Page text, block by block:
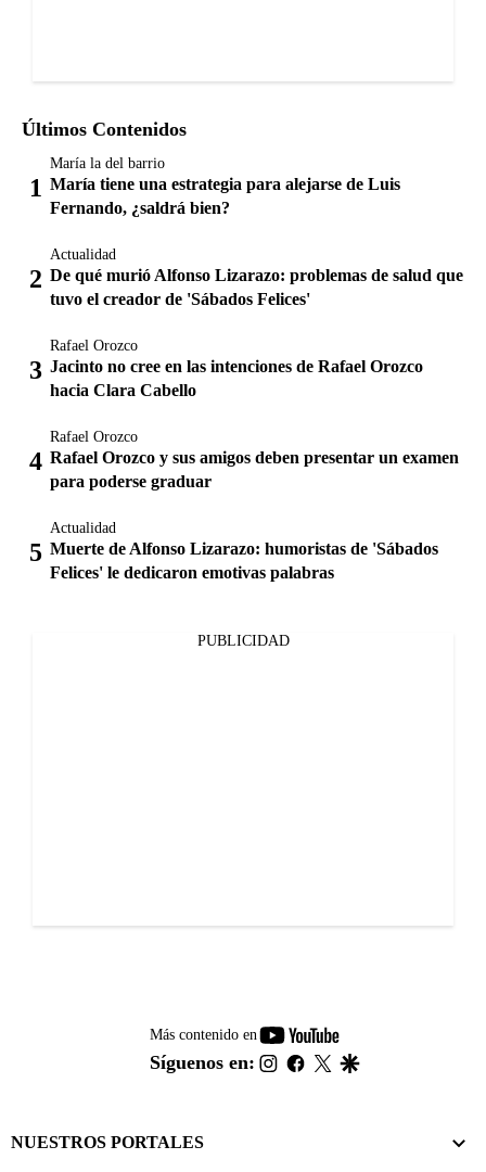
Últimos Contenidos
María la del barrio
María tiene una estrategia para alejarse de Luis
Fernando, ¿saldrá bien?
Actualidad
De qué murió Alfonso Lizarazo: problemas de salud que
tuvo el creador de 'Sábados Felices'
Rafael Orozco
Jacinto no cree en las intenciones de Rafael Orozco
hacia Clara Cabello
Rafael Orozco
Rafael Orozco y sus amigos deben presentar un examen
para poderse graduar
Actualidad
Muerte de Alfonso Lizarazo: humoristas de 'Sábados
Felices' le dedicaron emotivas palabras
PUBLICIDAD
Más contenido en
youtube-
footer
Síguenos en: instagram
facebook
twitter
NUESTROS PORTALES